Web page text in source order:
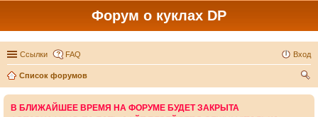
Форум о куклах DP
Ссылки FAQ Вход
Список форумов
В БЛИЖАЙШЕЕ ВРЕМЯ НА ФОРУМЕ БУДЕТ ЗАКРЫТА